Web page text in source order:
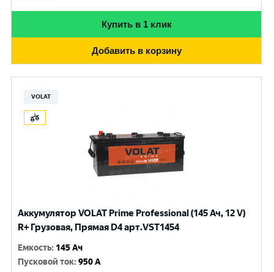
Купить в 1 клик
Добавить в корзину
VOLAT
Аккумулятор VOLAT Prime Professional (145 Ач, 12 V)
R+ Грузовая, Прямая D4 арт.VST1454
Емкость: 145 Ач
Пусковой ток:950 A